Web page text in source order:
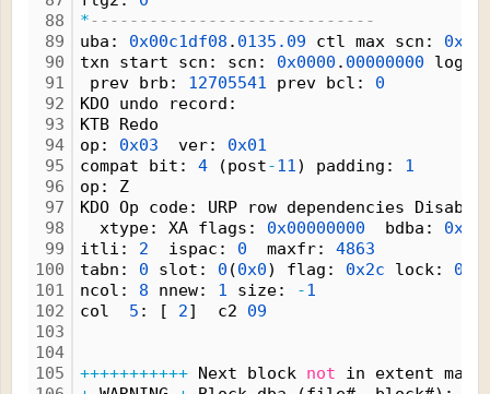
88
89
90
91
92
93
94
95
96
97
98
99
100
101
102
103
104
105
*-----------------------------
uba: 0x00c1df08 . 0135. 09 ctl max scn:
txn start scn: scn: 0x0000 . 00000000
prev brb: 12705541 prev bcl: 0
KDO undo record:
KTB Redo
op: 0x03 ver: 0x01
compat bit: 4 (post-11) padding: 1
op: Z
KDO Op code: URP row dependencies
xtype: XA flags: 0x00000000 bdba:
itli: 2 ispac: 0 maxfr: 4863
tabn: 0 slot: 0 (0x0) flag: 0x2c lock: 0
ncol: 8 nnew: 1 size: -1
col 5 : [ 2]  c2 09
+++++++++++ Next block not in extent map